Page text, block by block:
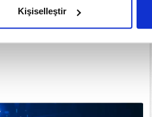
takdirde, kullanıcılara
sınırlı olarak açık rızanız
Kişiselleştir